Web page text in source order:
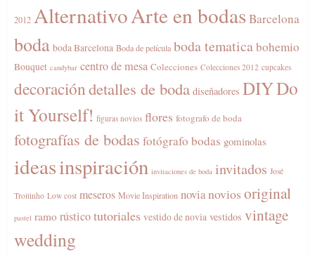
2012 AlternativoArte en bodas Barcelona
boda boda Barcelona Boda de película boda tematicabohemio
Bouquet candybar centro de mesa Colecciones Colecciones 2012 cupcakes
decoracióndetalles de boda diseñadores DIYDo
it Yourself! figuras novios flores fotografo de boda
fotografías de bodas fotógrafo bodas gominolas
ideasinspiración invitaciones de boda invitados José
Troitinho Low cost meseros Movie Inspiration novianovios original
pastel ramo rústicotutoriales vestido de novia vestidos vintage
wedding